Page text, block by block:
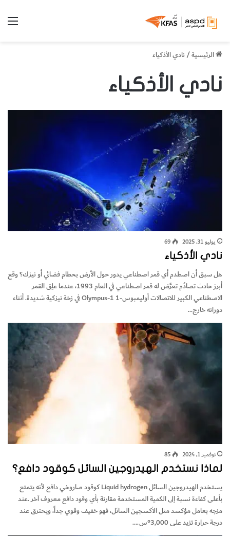
الرئيسية/نادي الأذكياء
نادي الأذكياء
يوليو 31, 2025 69
نادي الأذكياء
هل سبق أن اصطدم أي قمر اصطناعي يدور حول الأرض بحطام فضائي أو نيزك؟ وقع
أبرز حادث تصادُم تعرَّض له قمر اصطناعي في العام 1993، عندما علِق القمر
الاصطناعي الكبير للاتصالات أوليمبوس-1 Olympus-1 في زخة نيزكية شديدة. أثناء
دورانه خارج…
نوفمبر 1, 2024 85
لماذا نستخدم الهيدروجين السائل كوقود دافع؟
‬درجة‭ ‬حرارة‭ ‬تزيد‭ ‬على ‬3,000°س.…